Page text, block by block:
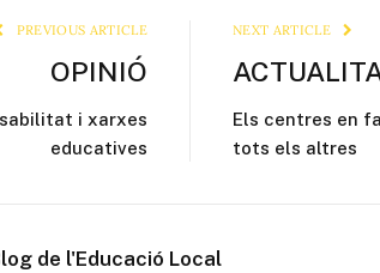
PREVIOUS ARTICLE
OPINIÓ
i xarxes
educatives
NEXT ARTICLE
Els centres en
tots els altres
de l'Educació Local